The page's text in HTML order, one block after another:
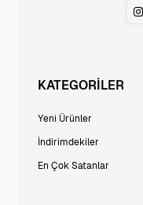
KATEGORİLER
Yeni Ürünler
İndirimdekiler
En Çok Satanlar